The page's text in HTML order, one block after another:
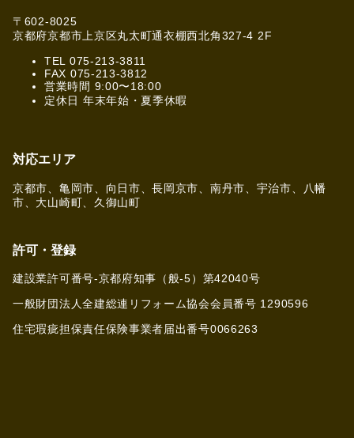
〒602-8025
京都府京都市上京区丸太町通衣棚西北角327-4 2F
TEL 075-213-3811
FAX 075-213-3812
営業時間 9:00〜18:00
定休日 年末年始・夏季休暇
対応エリア
京都市、亀岡市、向日市、長岡京市、南丹市、宇治市、八幡
市、大山崎町、久御山町
許可・登録
建設業許可番号-京都府知事（般-5）第42040号
一般財団法人全建総連リフォーム協会会員番号 1290596
住宅瑕疵担保責任保険事業者届出番号0066263